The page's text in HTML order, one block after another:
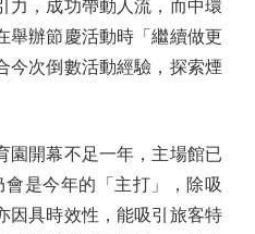
力，成功帶動人流，而中環
舉辦節慶活動時「繼續做更
今次倒數活動經驗，探索煙
開幕不足一年，主場館已
是今年的「主打」，除吸
因具時效性，能吸引旅客特